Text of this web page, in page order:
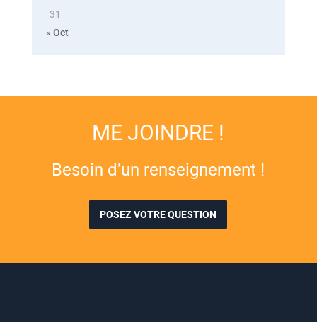
31
« Oct
ME JOINDRE !
Besoin d’un renseignement !
POSEZ VOTRE QUESTION